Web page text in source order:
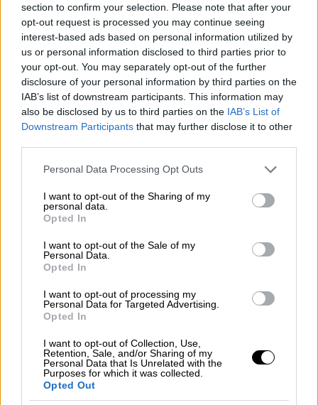
section to confirm your selection. Please note that after your
opt-out request is processed you may continue seeing
interest-based ads based on personal information utilized by
us or personal information disclosed to third parties prior to
your opt-out. You may separately opt-out of the further
disclosure of your personal information by third parties on the
IAB’s list of downstream participants. This information may
also be disclosed by us to third parties on the IAB’s List of
Downstream Participants that may further disclose it to other
Please note that this website/app uses one or more Google
not limited to your visit or usage behaviour. You may click to
grant or deny consent to Google and its third-party tags to
use your data for below specified purposes in below Google
consent section.
Personal Data Processing Opt Outs
I want to opt-out of the Sharing of my
personal data.
Opted In
I want to opt-out of the Sale of my
Personal Data.
Opted In
I want to opt-out of processing my
Personal Data for Targeted Advertising.
Opted In
I want to opt-out of Collection, Use,
Retention, Sale, and/or Sharing of my
Personal Data that Is Unrelated with the
Purposes for which it was collected.
Opted Out
Η μεγαλύτερη σφαγή αμάχων στον Β'
Παγκόσμιο Πόλεμο δεν έγινε από
Ναζί: Γιατί συγκαλύφθηκε - Ποιος
ήταν ο πρωταγωνιστής ιερέας
Σαν Σήμερα|11.07.2022 00:05
Σρεμπρένιτσα: Η μεγαλύτερη σφαγή
αμάχων μετά τον Β’ Παγκόσμιο
Πόλεμο με τη συμμετοχή και
Ο αρχηγός του NKVD,Λαβρέντι Μπέρια
θεωρούσε ότι θα ήταν ωφέλιμο να
εξοντωθούν όλοι οι αιχμάλωτοι Πολωνοί,
αξιωματικοί και άλλοι που θεωρούνταν
επικίνδυνοι για τους Σοβιετικούς. Το
σχέδιο εγκρίθηκε από τον Στάλιν και το
Πολιτικό Γραφείο του Κομμουνιστικού
Κόμματος της Σοβιετικής Ένωσης. Συνολικά,
εκτελέστηκαν περίπου 22.000 άνθρωποι,